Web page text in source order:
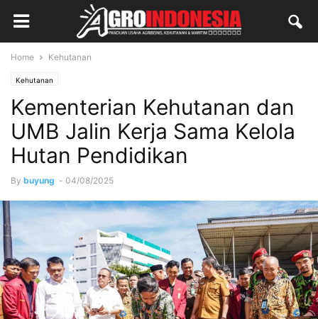
Home Kehutanan
Kehutanan
Kementerian Kehutanan dan
UMB Jalin Kerja Sama Kelola
Hutan Pendidikan
By buyung - 04/08/2025